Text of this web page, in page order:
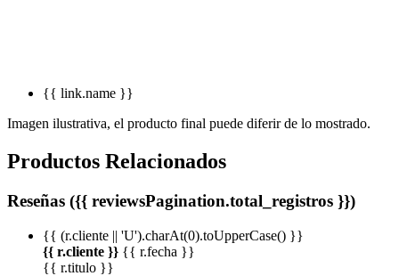
{{ link.name }}
Imagen ilustrativa, el producto final puede diferir de lo mostrado.
Productos Relacionados
Reseñas ({{ reviewsPagination.total_registros }})
{{ (r.cliente || 'U').charAt(0).toUpperCase() }}
{{ r.cliente }} {{ r.fecha }}
{{ r.titulo }}